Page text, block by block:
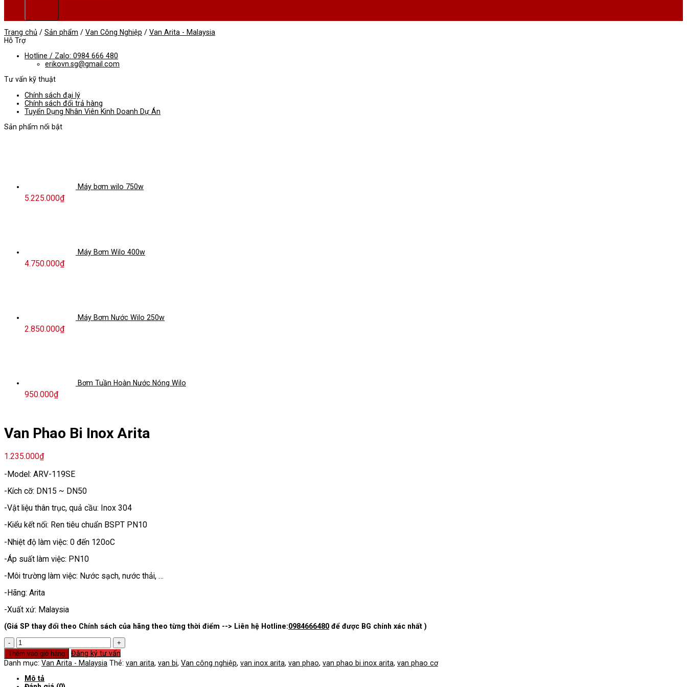
Trang chủ / Sản phẩm / Van Công Nghiệp / Van Arita - Malaysia
Hỗ Trợ
Hotline / Zalo: 0984 666 480
erikovn.sg@gmail.com
Tư vấn kỹ thuật
Chính sách đại lý
Chính sách đổi trả hàng
Tuyển Dụng Nhân Viên Kinh Doanh Dự Án
Sản phẩm nổi bật
Máy bơm wilo 750w
5.225.000₫
Máy Bơm Wilo 400w
4.750.000₫
Máy Bơm Nước Wilo 250w
2.850.000₫
Bơm Tuần Hoàn Nước Nóng Wilo
950.000₫
Van Phao Bi Inox Arita
1.235.000₫
-Model: ARV-119SE
-Kích cỡ: DN15 ~ DN50
-Vật liệu thân trục, quả cầu: Inox 304
-Kiểu kết nối: Ren tiêu chuẩn BSPT PN10
-Nhiệt độ làm việc: 0 đến 120oC
-Áp suất làm việc: PN10
-Môi trường làm việc: Nước sạch, nước thải, …
-Hãng: Arita
-Xuất xứ: Malaysia
(Giá SP thay đổi theo Chính sách của hãng theo từng thời điểm --> Liên hệ Hotline:0984666480 để được BG chính xác nhất )
Van
Phao
Bi
Inox
Arita
số
Thêm vào giỏ hàng
Đăng ký tư vấn
Danh mục: Van Arita - Malaysia Thẻ: van arita, van bi, Van công nghiệp, van inox arita, van phao, van phao bi inox arita, van phao cơ
Mô tả